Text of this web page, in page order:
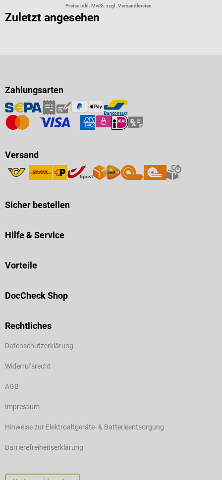
Preise inkl. MwSt. zzgl. Versandkosten
Zuletzt angesehen
Zahlungsarten
Versand
Sicher bestellen
Hilfe & Service
Vorteile
DocCheck Shop
Rechtliches
Datenschutzerklärung
Widerrufsrecht
AGB
Impressum
Hinweise zur Elektroaltgeräte- & Batterieentsorgung
Barrierefreiheitserklärung